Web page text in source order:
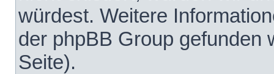
würdest. Weitere
der phpBB Group gefunden
Seite).